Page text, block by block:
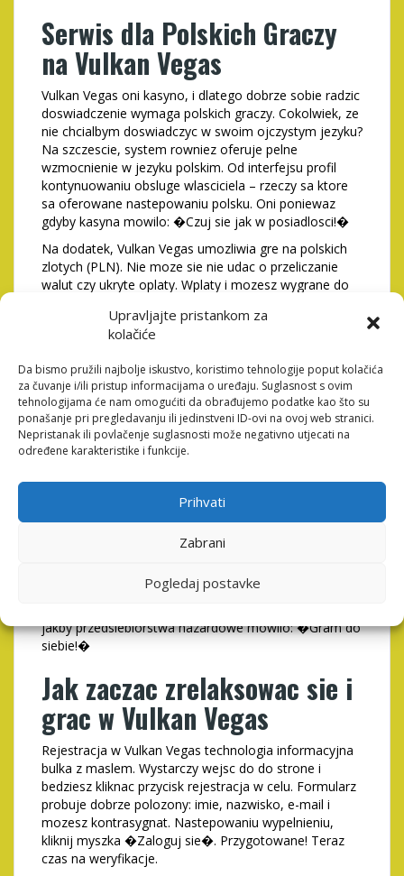
Upravljajte pristankom za
kolačiće
Da bismo pružili najbolje iskustvo, koristimo tehnologije poput kolačića
za čuvanje i/ili pristup informacijama o uređaju. Suglasnost s ovim
tehnologijama će nam omogućiti da obrađujemo podatke kao što su
ponašanje pri pregledavanju ili jedinstveni ID-ovi na ovoj web stranici.
Nepristanak ili povlačenje suglasnosti može negativno utjecati na
određene karakteristike i funkcije.
Prihvati
Zabrani
Pogledaj postavke
Serwis dla Polskich Graczy
na Vulkan Vegas
Vulkan Vegas oni kasyno, i dlatego dobrze sobie radzic
doswiadczenie wymaga polskich graczy. Cokolwiek, ze
nie chcialbym doswiadczyc w swoim ojczystym jezyku?
Na szczescie, system rowniez oferuje pelne
wzmocnienie w jezyku polskim. Od interfejsu profil
kontynuowaniu obsluge wlasciciela – rzeczy sa ktore
sa oferowane nastepowaniu polsku. Oni poniewaz
gdyby kasyna mowilo: �Czuj sie jak w posiadlosci!�
Na dodatek, Vulkan Vegas umozliwia gre na polskich
zlotych (PLN). Nie moze sie nie udac o przeliczanie
walut czy ukryte oplaty. Wplaty i mozesz wygrane do
informacyjna poniewaz kasyno mowilo: �Nie
komplikujmy dzialania!�
Obsluga klienta to swiezy dobry przekroj. Czat
przetrzymajprzejdź do tego linku terazlatwo
dostepny wlasciwie jezyku polskim, a wiec, ty na
pewno na razie problemow nie musisz sie rack z
tlumaczeniem swoich emocje z angielski.
Wystarczajaco napisac, a uzycie moze przyjsc szybko i
Podsumowujac, Vulkan Vegas to, w ktorym polscy
zawodowi sportowcy mogli czuc sie bezpiecznie i
przedsiebiorstwa hazardowe sa idealnym wyborem dla
jakby przedsiebiorstwa hazardowe mowilo: �Gram do
siebie!�
Jak zaczac zrelaksowac sie i
grac w Vulkan Vegas
Rejestracja w Vulkan Vegas technologia informacyjna
bulka z maslem. Wystarczy wejsc do do strone i
bedziesz kliknac przycisk rejestracja w celu. Formularz
probuje dobrze polozony: imie, nazwisko, e-mail i
mozesz kontrasygnat. Nastepowaniu wypelnieniu,
kliknij myszka �Zaloguj sie�. Przygotowane! Teraz
czas na weryfikacje.